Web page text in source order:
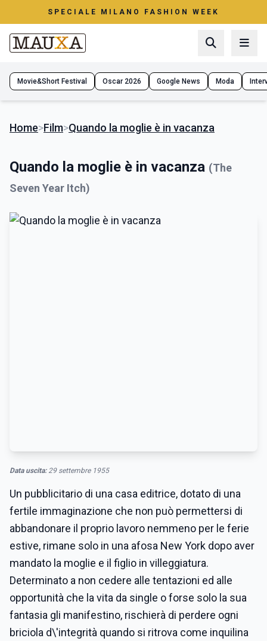
SPECIALE MILANO FASHION WEEK
Movie&Short Festival Oscar 2026 Google News Moda
Home>Film>Quando la moglie è in vacanza
Quando la moglie è in vacanza (The
Seven Year Itch)
Data uscita:29 settembre 1955
Un pubblicitario di una casa editrice, dotato di una
fertile immaginazione che non può permettersi di
abbandonare il proprio lavoro nemmeno per le ferie
estive, rimane solo in una afosa New York dopo aver
mandato la moglie e il figlio in villeggiatura.
Determinato a non cedere alle tentazioni ed alle
opportunità che la vita da single o forse solo la sua
fantasia gli manifestino, rischierà di perdere ogni
briciola d\'integrità quando si ritrova come inquilina